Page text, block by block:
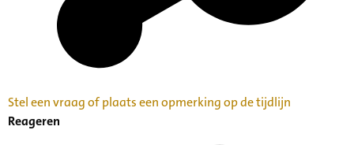
Stel een vraag of plaats een opmerking op de tijdlijn
Reageren